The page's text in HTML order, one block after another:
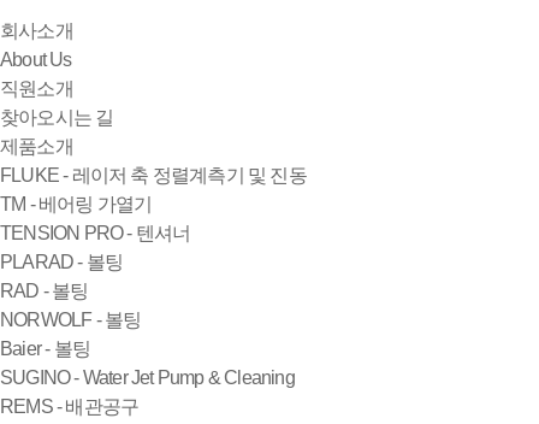
회사소개
About Us
직원소개
찾아오시는 길
제품소개
FLUKE - 레이저 축 정렬계측기 및 진동
TM - 베어링 가열기
TENSION PRO - 텐셔너
PLARAD - 볼팅
RAD - 볼팅
NORWOLF - 볼팅
Baier - 볼팅
SUGINO - Water Jet Pump & Cleaning
REMS - 배관공구